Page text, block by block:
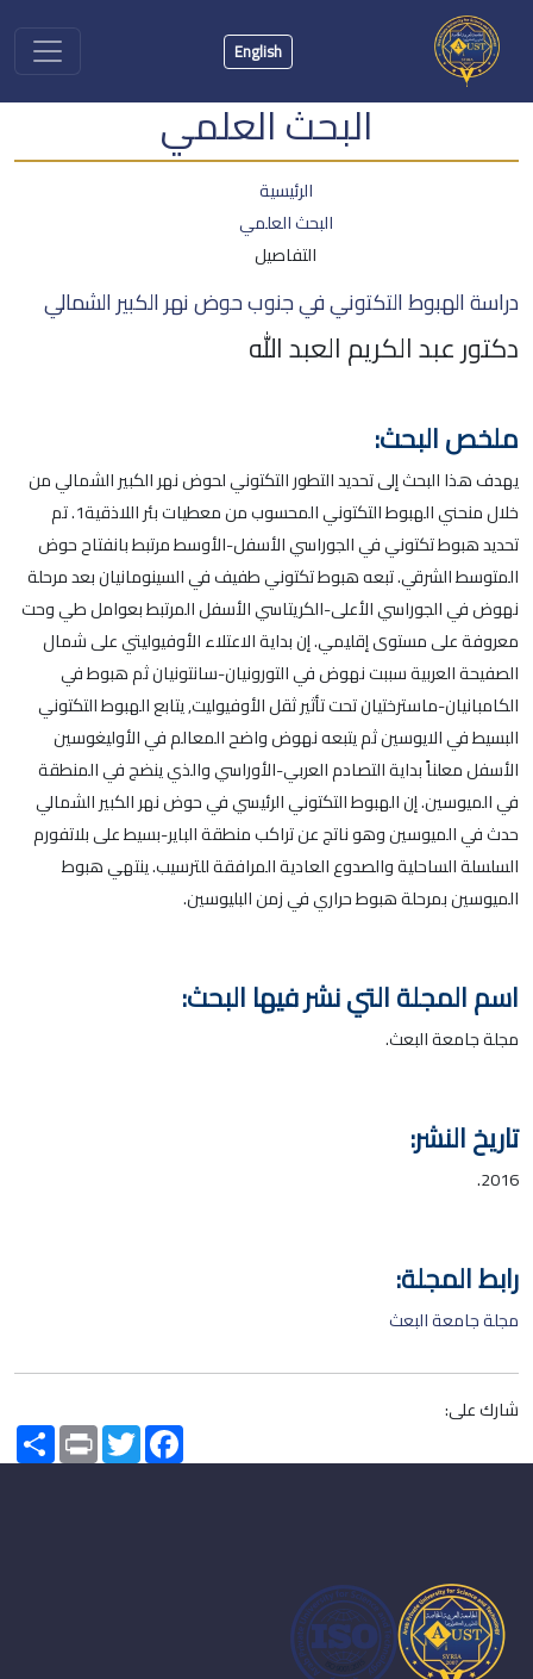
English
البحث العلمي
الرئيسية
البحث العلمي
التفاصيل
دراسة الهبوط التكتوني في جنوب حوض نهر الكبير الشمالي
دكتور عبد الكريم العبد الله
ملخص البحث:
يهدف هذا البحث إلى تحديد التطور التكتوني لحوض نهر الكبير الشمالي من
خلال منحني الهبوط التكتوني المحسوب من معطيات بئر اللاذقية1. تم
تحديد هبوط تكتوني في الجوراسي الأسفل-الأوسط مرتبط بانفتاح حوض
المتوسط الشرقي. تبعه هبوط تكتوني طفيف في السينومانيان بعد مرحلة
نهوض في الجوراسي الأعلى-الكريتاسي الأسفل المرتبط بعوامل طي وحت
معروفة على مستوى إقليمي. إن بداية الاعتلاء الأوفيوليتي على شمال
الصفيحة العربية سببت نهوض في التورونيان-سانتونيان ثم هبوط في
الكامبانيان-ماسترختيان تحت تأثير ثقل الأوفيوليت, يتابع الهبوط التكتوني
البسيط في الايوسين ثم يتبعه نهوض واضح المعالم في الأوليغوسين
الأسفل معلناً بداية التصادم العربي-الأوراسي والذي ينضج في المنطقة
في الميوسين. إن الهبوط التكتوني الرئيسي في حوض نهر الكبير الشمالي
حدث في الميوسين وهو ناتج عن تراكب منطقة الباير-بسيط على بلاتفورم
السلسلة الساحلية والصدوع العادية المرافقة للترسيب. ينتهي هبوط
الميوسين بمرحلة هبوط حراري في زمن البليوسين.
اسم المجلة التي نشر فيها البحث:
مجلة جامعة البعث.
تاريخ النشر:
2016.
رابط المجلة:
مجلة جامعة البعث
شارك على:
Share PrintTwitterFacebook